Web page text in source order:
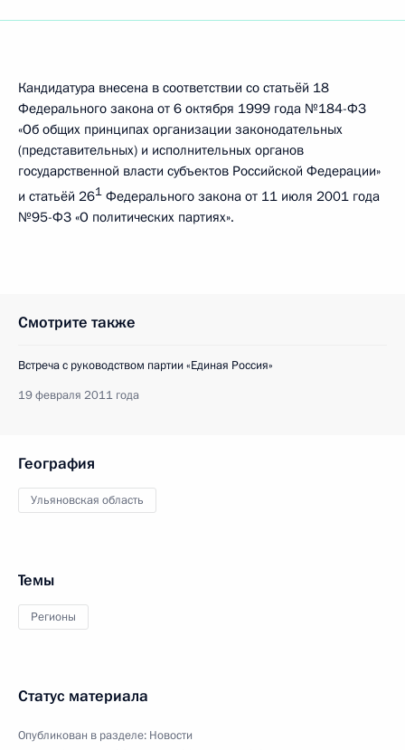
Кандидатура внесена в соответствии со статьёй 18
Федерального закона от 6 октября 1999 года №184-ФЗ
«Об общих принципах организации законодательных
(представительных) и исполнительных органов
государственной власти субъектов Российской Федерации»
и статьёй 261 Федерального закона от 11 июля 2001 года
№95-ФЗ «О политических партиях».
Смотрите также
Встреча с руководством партии «Единая Россия»
19 февраля 2011 года
География
Ульяновская область
Темы
Регионы
Статус материала
Опубликован в разделе: Новости